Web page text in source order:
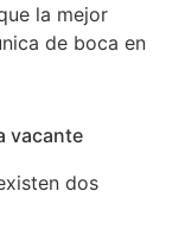
la mejor
de boca en
vacante
dos